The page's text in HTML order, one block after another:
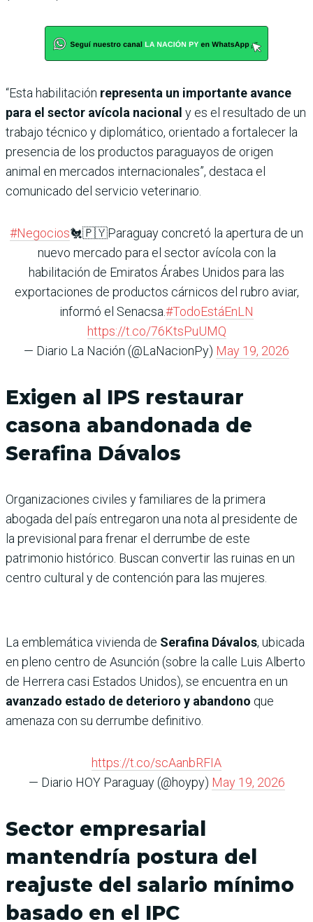
“Esta habilitación representa un importante avance
para el sector avícola nacional y es el resultado de un
trabajo técnico y diplomático, orientado a fortalecer la
presencia de los productos paraguayos de origen
animal en mercados internacionales”, destaca el
comunicado del servicio veterinario.
#Negocios🐔🇵🇾Paraguay concretó la apertura de un
nuevo mercado para el sector avícola con la
habilitación de Emiratos Árabes Unidos para las
exportaciones de productos cárnicos del rubro aviar,
informó el Senacsa.#TodoEstáEnLN
https://t.co/76KtsPuUMQ
— Diario La Nación (@LaNacionPy) May 19, 2026
Exigen al IPS restaurar
casona abandonada de
Serafina Dávalos
Organizaciones civiles y familiares de la primera
abogada del país entregaron una nota al presidente de
la previsional para frenar el derrumbe de este
patrimonio histórico. Buscan convertir las ruinas en un
centro cultural y de contención para las mujeres.
La emblemática vivienda de Serafina Dávalos, ubicada
en pleno centro de Asunción (sobre la calle Luis Alberto
de Herrera casi Estados Unidos), se encuentra en un
avanzado estado de deterioro y abandono que
amenaza con su derrumbe definitivo.
https://t.co/scAanbRFIA
— Diario HOY Paraguay (@hoypy) May 19, 2026
Sector empresarial
mantendría postura del
reajuste del salario mínimo
basado en el IPC